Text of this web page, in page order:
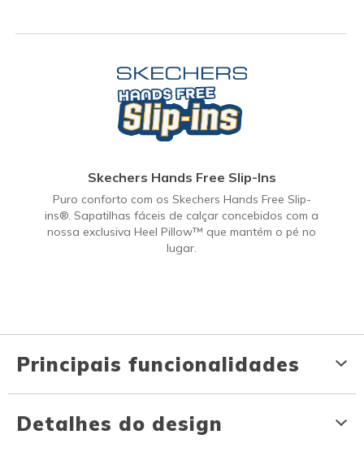
Skechers Hands Free Slip-Ins
Puro conforto com os Skechers Hands Free Slip-
ins®. Sapatilhas fáceis de calçar concebidos com a
nossa exclusiva Heel Pillow™ que mantém o pé no
lugar.
Principais funcionalidades
Detalhes do design